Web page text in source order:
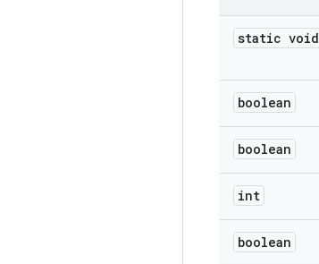
static void
boolean
boolean
int
boolean